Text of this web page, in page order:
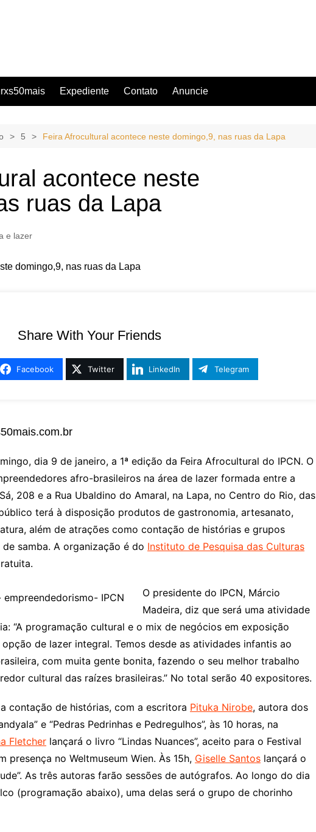
Expediente Contato Anuncie
5 Feira Afrocultural acontece neste domingo,9, nas ruas da Lapa
acontece neste
ruas da Lapa
e lazer
Share With Your Friends
Facebook Twitter LinkedIn Telegram
dia 9 de janeiro, a 1ª edição da Feira Afrocultural do IPCN. O
afro-brasileiros na área de lazer formada entre a
208 e a Rua Ubaldino do Amaral, na Lapa, no Centro do Rio, das
terá à disposição produtos de gastronomia, artesanato,
além de atrações como contação de histórias e grupos
samba. A organização é do Instituto de Pesquisa das Culturas
O presidente do IPCN, Márcio
Madeira, diz que será uma atividade
“A programação cultural e o mix de negócios em exposição
de lazer integral. Temos desde as atividades infantis ao
com muita gente bonita, fazendo o seu melhor trabalho
cultural das raízes brasileiras.” No total serão 40 expositores.
contação de histórias, com a escritora Pituka Nirobe, autora dos
e “Pedras Pedrinhas e Pedregulhos”, às 10 horas, na
Fletcher lançará o livro “Lindas Nuances”, aceito para o Festival
presença no Weltmuseum Wien. Às 15h, Giselle Santos lançará o
As três autoras farão sessões de autógrafos. Ao longo do dia
(programação abaixo), uma delas será o grupo de chorinho